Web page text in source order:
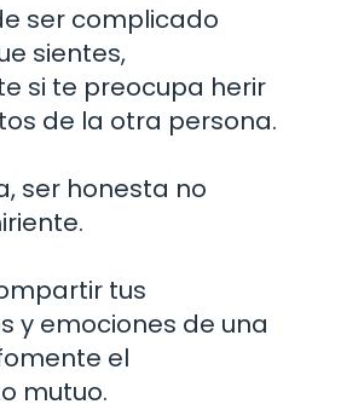
ser complicado
sientes,
si te preocupa herir
de la otra persona.
ser honesta no
tus
y emociones de una
el
mutuo.